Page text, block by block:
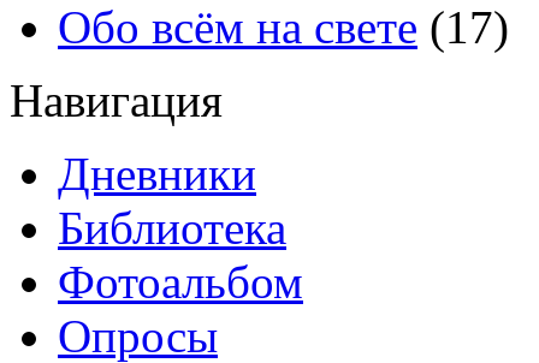
Обо всём на свете (17)
Навигация
Дневники
Библиотека
Фотоальбом
Опросы